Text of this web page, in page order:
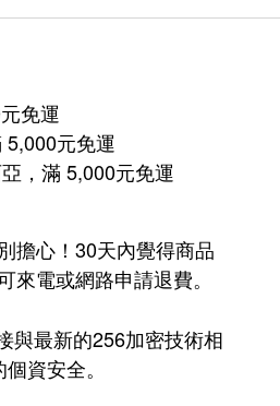
免運
元免運
，滿 5,000元免運
擔心！30天內覺得商品
來電或網路申請退費。
與最新的256加密技術相
資安全。